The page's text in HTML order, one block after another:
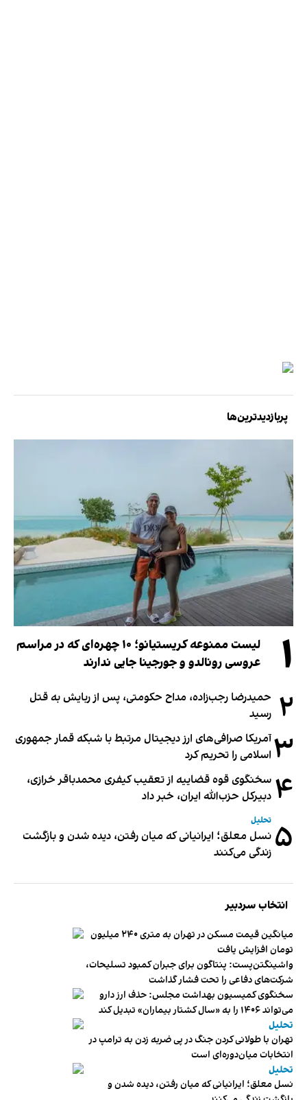
پربازدیدترین‌ها
۱
لیست ممنوعه کریستیانو؛ ۱۰ چهره‌ای که در مراسم
عروسی رونالدو و جورجینا جایی ندارند
۲ حمیدرضا رجب‌زاده، مداح حکومتی، پس از ربایش به قتل
رسید
۳آمریکا صرافی‌های ارز دیجیتال مرتبط با شبکه قمار جمهوری
اسلامی را تحریم کرد
۴ سخنگوی قوه قضاییه از تعقیب کیفری محمدباقر خرازی،
دبیر‌کل حزب‌الله ایران، خبر داد
۵ تحلیل
نسل معلق؛ ایرانیانی که میان رفتن، دیده شدن و بازگشت
زندگی می‌کنند
انتخاب سردبیر
میانگین قیمت مسکن در تهران به متری ۲۴۰ میلیون
تومان افزایش یافت
واشینگتن‌پست: پنتاگون برای جبران کمبود تسلیحات،
شرکت‌های دفاعی را تحت فشار گذاشت
سخنگوی کمیسیون بهداشت مجلس: حذف ارز دارو
می‌تواند ۱۴۰۶ را به «سال کشتار بیماران» تبدیل کند
تحلیل
تهران با طولانی کردن جنگ در پی ضربه زدن به ترامپ در
انتخابات میان‌دوره‌ای است
تحلیل
نسل معلق؛ ایرانیانی که میان رفتن، دیده شدن و